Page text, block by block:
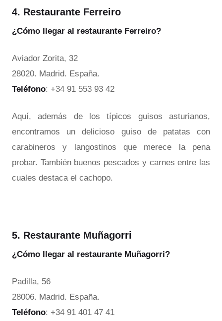
4. Restaurante Ferreiro
¿Cómo llegar al restaurante Ferreiro?
Aviador Zorita, 32
28020. Madrid. España.
Teléfono: +34 91 553 93 42
Aquí, además de los típicos guisos asturianos,
encontramos un delicioso guiso de patatas con
carabineros y langostinos que merece la pena
probar. También buenos pescados y carnes entre las
cuales destaca el cachopo.
5. Restaurante Muñagorri
¿Cómo llegar al restaurante Muñagorri?
Padilla, 56
28006. Madrid. España.
Teléfono: +34 91 401 47 41